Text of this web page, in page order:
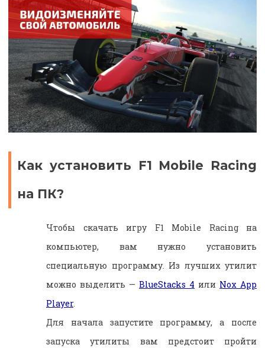
Как установить F1 Mobile Racing
на ПК?
Чтобы скачать игру F1 Mobile Racing на
компьютер, вам нужно установить
специальную программу. Из лучших утилит
можно выделить — BlueStacks 4 или Nox App
Player.
Для начала запустите программу, а после
запуска утилиты вам предстоит пройти